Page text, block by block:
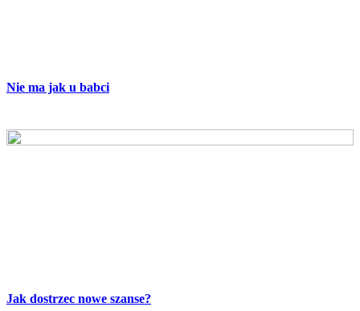
Nie ma jak u babci
Jak dostrzec nowe szanse?